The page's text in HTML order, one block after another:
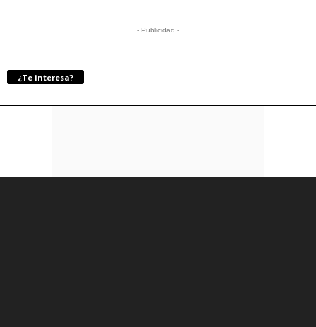
- Publicidad -
¿Te interesa?